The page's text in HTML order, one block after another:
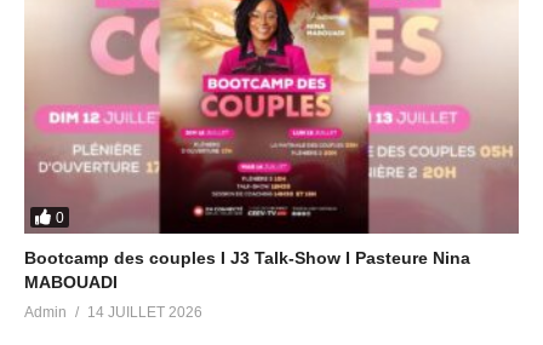
0
Bootcamp des couples I J3 Talk-Show I Pasteure Nina
MABOUADI
Admin 14 JUILLET 2026